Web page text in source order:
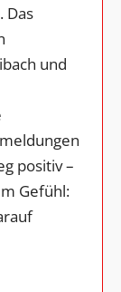
Das
und
positiv –
Gefühl: